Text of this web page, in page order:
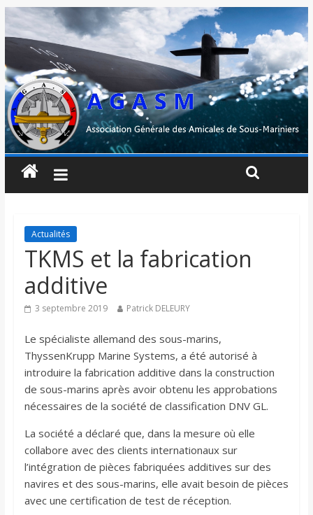
Actualités
TKMS et la fabrication
additive
3 septembre 2019 Patrick DELEURY
Le spécialiste allemand des sous-marins,
ThyssenKrupp Marine Systems, a été autorisé à
introduire la fabrication additive dans la construction
de sous-marins après avoir obtenu les approbations
nécessaires de la société de classification DNV GL.
La société a déclaré que, dans la mesure où elle
collabore avec des clients internationaux sur
l’intégration de pièces fabriquées additives sur des
navires et des sous-marins, elle avait besoin de pièces
avec une certification de test de réception.